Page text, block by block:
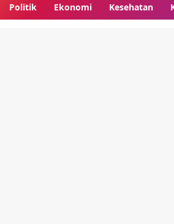
Politik Ekonomi Kesehatan